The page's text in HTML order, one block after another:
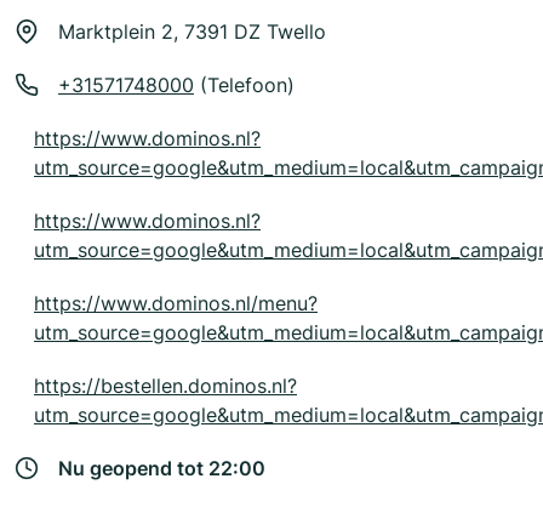
Marktplein 2, 7391 DZ Twello
+31571748000 (Telefoon)
https://www.dominos.nl?
https://www.dominos.nl?
https://www.dominos.nl/menu?
https://bestellen.dominos.nl?
Nu geopend tot 22:00